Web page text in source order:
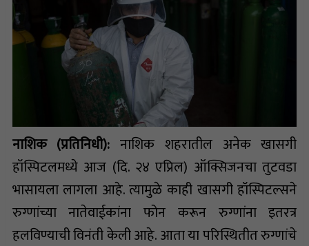
नाशिक (प्रतिनिधी): नाशिक शहरातील अनेक खासगी
हॉस्पिटलमध्ये आज (दि. २४ एप्रिल) ऑक्सिजनचा तुटवडा
भासायला लागला आहे. त्यामुळे काही खासगी हॉस्पिटल्सने
रुग्णांच्या नातेवाईकांना फोन करून रुग्णांना इतरत्र
हलविण्याची विनंती केली आहे. आता या परिस्थितीत रुग्णांचे